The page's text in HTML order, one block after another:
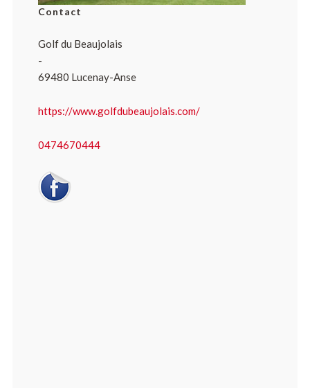
Contact
Golf du Beaujolais
-
69480 Lucenay-Anse
https://www.golfdubeaujolais.com/
0474670444